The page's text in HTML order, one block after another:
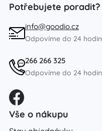
Potřebujete poradit?
info@goodio.cz
Odpovíme do 24 hodin
266 266 325
Odpovíme do 24 hodin
Vše o nákupu